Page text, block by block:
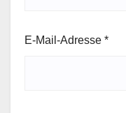
E-Mail-Adresse *